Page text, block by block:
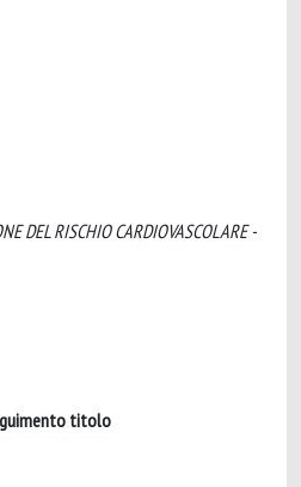
DEL RISCHIO CARDIOVASCOLARE -
titolo